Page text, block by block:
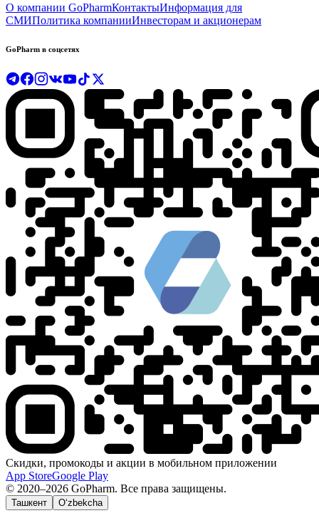
О компании GoPharmКонтактыИнформация для
СМИПолитика компанииИнвесторам и акционерам
GoPharm в соцсетях
Скидки, промокоды и акции в мобильном приложении
App StoreGoogle Play
© 2020–2026 GoPharm. Все права защищены.
Ташкент O‘zbekcha